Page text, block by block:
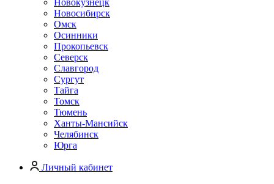
Новокузнецк
Новосибирск
Омск
Осинники
Прокопьевск
Северск
Славгород
Сургут
Тайга
Томск
Тюмень
Ханты-Мансийск
Челябинск
Юрга
Личный кабинет